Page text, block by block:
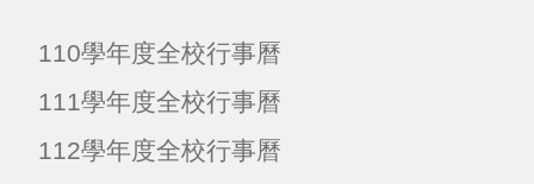
110學年度全校行事曆
111學年度全校行事曆
112學年度全校行事曆